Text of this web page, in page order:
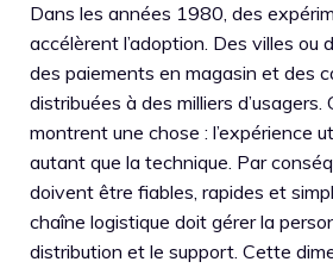
Dans les années 1980, des
accélèrent l’adoption. Des villes
des paiements en magasin et des
distribuées à des milliers d’usagers.
montrent une chose : l’expérience
autant que la technique. Par
doivent être fiables, rapides et
chaîne logistique doit gérer la
distribution et le support. Cette